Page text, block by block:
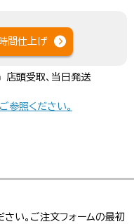
間仕上げ
店頭受取、当日発送
参照ください。
い。ご注文フォームの最初